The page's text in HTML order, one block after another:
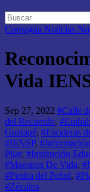
Corpagua Noticias
Vida
Sep 27, 2022 #Calle
del Recuerdo,
Guatapé, #Escaleras
#IENSP, #Información
Pilar, #Institución
#Maestros De Vida,
#Piedra del Peñol,
#Zócalos